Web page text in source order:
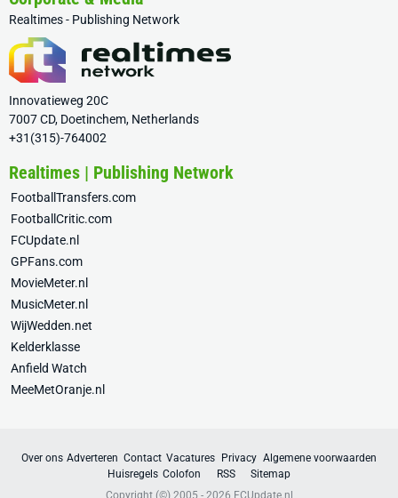
Realtimes - Publishing Network
Innovatieweg 20C
7007 CD, Doetinchem, Netherlands
+31(315)-764002
Realtimes | Publishing Network
FootballTransfers.com
FootballCritic.com
FCUpdate.nl
GPFans.com
MovieMeter.nl
MusicMeter.nl
WijWedden.net
Kelderklasse
Anfield Watch
MeeMetOranje.nl
Over ons Adverteren Contact Vacatures Privacy Algemene voorwaarden
Huisregels Colofon RSS
Sitemap
Copyright (©) 2005 - 2026 FCUpdate.nl